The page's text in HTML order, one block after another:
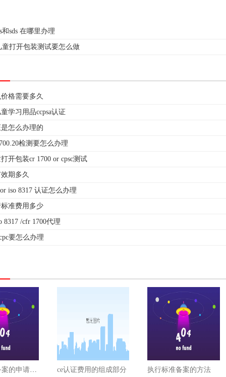
和sds 在哪里办理
童打开包装测试要怎么做
价格需要多久
学习用品ccpsa认证
怎么办理的
检测要怎么办理
开包装cr 1700 or cpsc测试
期多久
iso 8317 认证怎么办理
准费用多少
8317 /cfr 1700代理
要怎么办理
执行标准备案的申请流程 ce认证费用的组成部分 执行标准备案的方法